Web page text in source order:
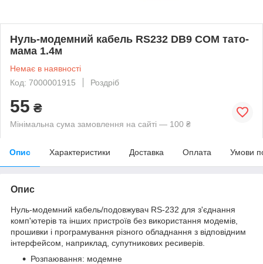
Нуль-модемний кабель RS232 DB9 COM тато-
мама 1.4м
Немає в наявності
Код: 7000001915
Роздріб
55 ₴
Мінімальна сума замовлення на сайті — 100 ₴
Опис Характеристики Доставка Оплата Умови
Опис
Нуль-модемний кабель/подовжувач RS-232 для з'єднання
комп'ютерів та інших пристроїв без використання модемів,
прошивки і програмування різного обладнання з відповідним
інтерфейсом, наприклад, супутникових ресиверів.
Розпаювання: модемне